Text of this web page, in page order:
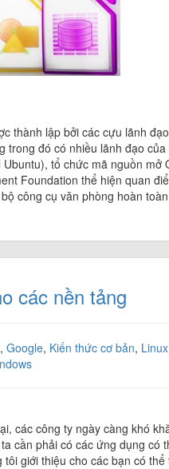
thành lập bởi các cựu lãnh
trong đó có nhiều lãnh đạo
tổ chức mã nguồn
Foundation thể hiện quan
công cụ văn phòng hoàn
các nền tảng
, Google, Kiến thức cơ bản, Linux
các công ty ngày càng khó
cần phải có các ứng dụng
giới thiệu cho các bạn có